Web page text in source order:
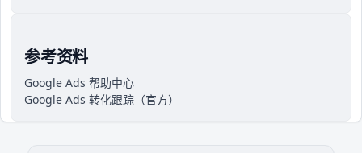
参考资料
Google Ads 帮助中心
Google Ads 转化跟踪（官方）